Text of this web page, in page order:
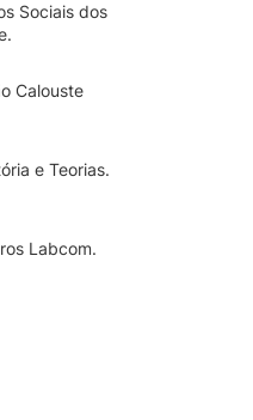
Sociais dos
Calouste
e Teorias.
Labcom.